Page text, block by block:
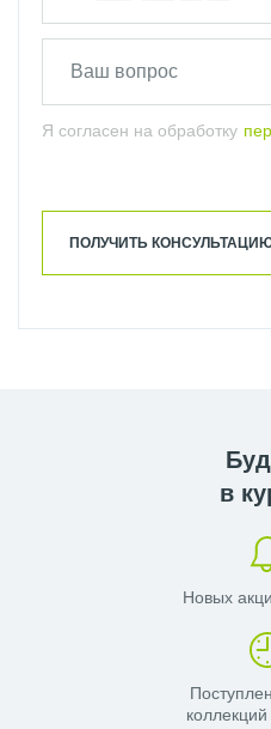
Я согласен на обработку
ПОЛУЧИТЬ
в
Новых